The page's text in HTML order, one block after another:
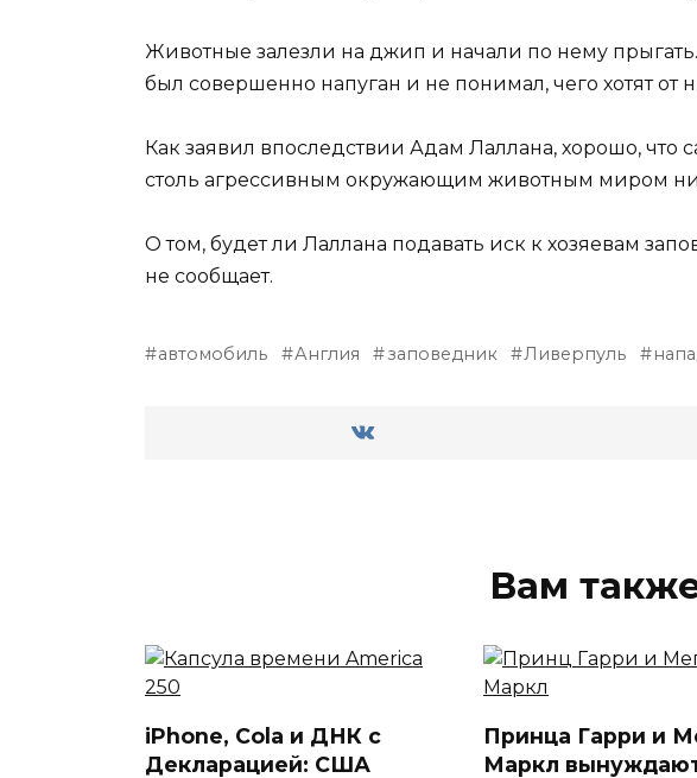
Животные залезли на джип и начали по нему
был совершенно напуган и не понимал, чего хотят от
Как заявил впоследствии Адам Лаллана, хорошо,
столь агрессивным окружающим животным миром ни
О том, будет ли Лаллана подавать иск к хозяевам
не сообщает.
автомобиль Англия заповедник Ливерпуль
Вам
iPhone, Cola и ДНК с
Декларацией: США
Принца Гарри и
Маркл